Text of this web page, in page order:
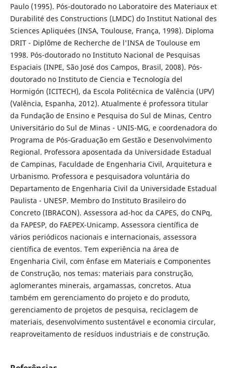
Paulo (1995). Pós-doutorado no Laboratoire des Materiaux et
Durabilité des Constructions (LMDC) do Institut National des
Sciences Apliquées (INSA, Toulouse, França, 1998). Diploma
DRIT - Diplôme de Recherche de l'INSA de Toulouse em
1998. Pós-doutorado no Instituto Nacional de Pesquisas
Espaciais (INPE, São José dos Campos, Brasil, 2008). Pós-
doutorado no Instituto de Ciencia e Tecnología del
Hormigón (ICITECH), da Escola Politécnica de Valência (UPV)
(Valência, Espanha, 2012). Atualmente é professora titular
da Fundação de Ensino e Pesquisa do Sul de Minas, Centro
Universitário do Sul de Minas - UNIS-MG, e coordenadora do
Programa de Pós-Graduação em Gestão e Desenvolvimento
Regional. Professora aposentada da Universidade Estadual
de Campinas, Faculdade de Engenharia Civil, Arquitetura e
Urbanismo. Professora e pesquisadora voluntária do
Departamento de Engenharia Civil da Universidade Estadual
Paulista - UNESP. Membro do Instituto Brasileiro do
Concreto (IBRACON). Assessora ad-hoc da CAPES, do CNPq,
da FAPESP, do FAEPEX-Unicamp. Assessora científica de
vários periódicos nacionais e internacionais, assessora
científica de eventos. Tem experiência na área de
Engenharia Civil, com ênfase em Materiais e Componentes
de Construção, nos temas: materiais para construção,
aglomerantes minerais, argamassas, concretos. Atua
também em gerenciamento do projeto e do produto,
gerenciamento de projetos de pesquisa, reciclagem de
materiais, desenvolvimento sustentável e economia circular,
reaproveitamento de resíduos industriais e de construção.